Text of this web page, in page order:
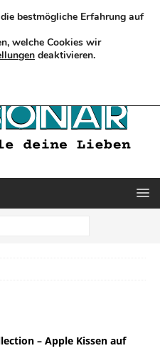
– Apple Kissen auf
bestmögliche Erfahrung auf
welche Cookies wir
deaktivieren.